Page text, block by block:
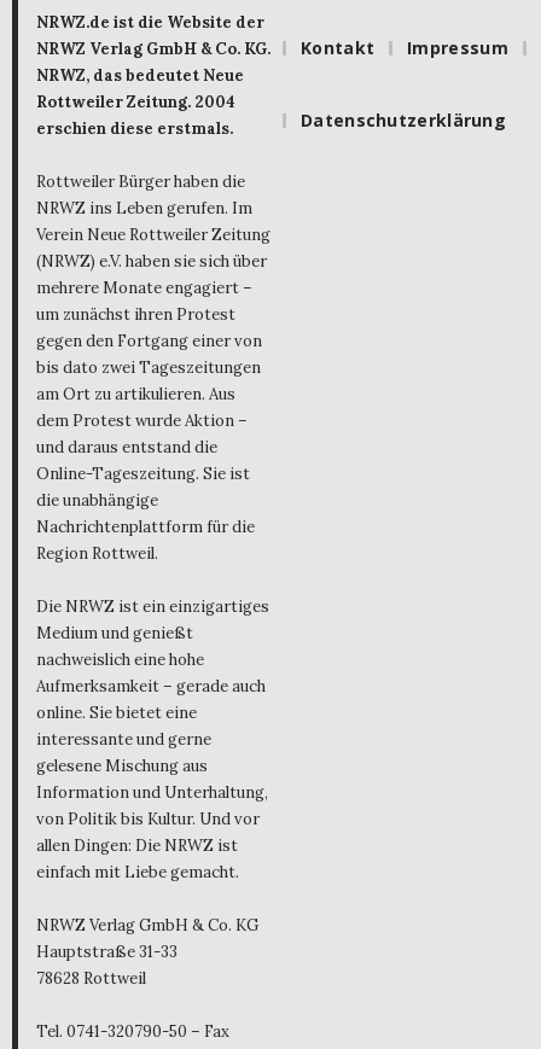
NRWZ.de ist die Website der
NRWZ Verlag GmbH & Co. KG.
NRWZ, das bedeutet Neue
Rottweiler Zeitung. 2004
erschien diese erstmals.
Rottweiler Bürger haben die
NRWZ ins Leben gerufen. Im
Verein Neue Rottweiler Zeitung
(NRWZ) e.V. haben sie sich über
mehrere Monate engagiert –
um zunächst ihren Protest
gegen den Fortgang einer von
bis dato zwei Tageszeitungen
am Ort zu artikulieren. Aus
dem Protest wurde Aktion –
und daraus entstand die
Online-Tageszeitung. Sie ist
die unabhängige
Nachrichtenplattform für die
Region Rottweil.
Die NRWZ ist ein einzigartiges
Medium und genießt
nachweislich eine hohe
Aufmerksamkeit – gerade auch
online. Sie bietet eine
interessante und gerne
gelesene Mischung aus
Information und Unterhaltung,
von Politik bis Kultur. Und vor
allen Dingen: Die NRWZ ist
einfach mit Liebe gemacht.
NRWZ Verlag GmbH & Co. KG
Hauptstraße 31-33
78628 Rottweil
Tel. 0741-320790-50 – Fax
Kontakt Impressum
Datenschutzerklärung